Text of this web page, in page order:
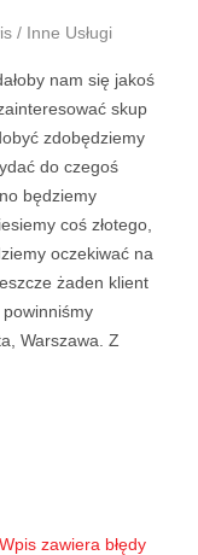
/ Inne Usługi
nam się jakoś
skup
zdobędziemy
do czegoś
będziemy
coś złotego,
oczekiwać na
żaden klient
powinniśmy
Warszawa. Z
Wpis zawiera błędy